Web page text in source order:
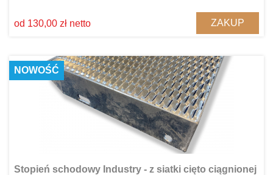
od 130,00 zł netto ZAKUP
NOWOŚĆ
Stopień schodowy Industry - z siatki cięto ciągnionej